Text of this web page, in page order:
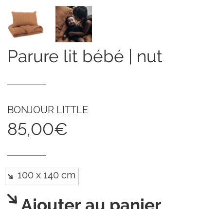
parure lit bébé | nut
BONJOUR LITTLE
85,00€